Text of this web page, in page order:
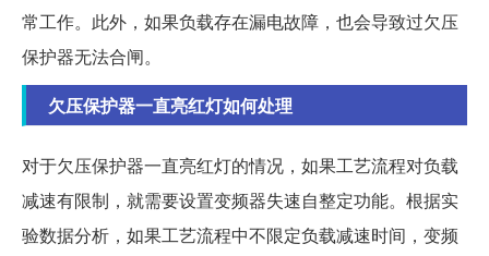
常工作。此外，如果负载存在漏电故障，也会导致过欠压
保护器无法合闸。
欠压保护器一直亮红灯如何处理
对于欠压保护器一直亮红灯的情况，如果工艺流程对负载
减速有限制，就需要设置变频器失速自整定功能。根据实
验数据分析，如果工艺流程中不限定负载减速时间，变频